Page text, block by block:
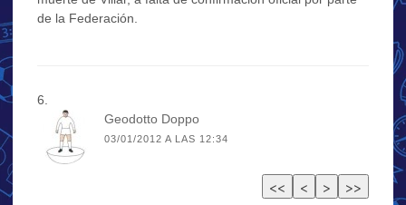
de la Federación.
Geodotto Doppo
03/01/2012 A LAS 12:34